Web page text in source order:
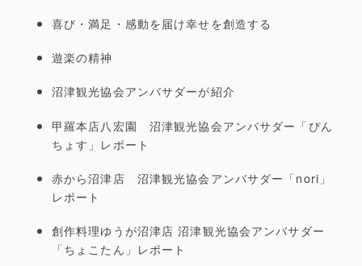
喜び・満足・感動を届け幸せを創造する
遊楽の精神
沼津観光協会アンバサダーが紹介
甲羅本店八宏園 沼津観光協会アンバサダー「ぴん
ちょす」レポート
赤から沼津店 沼津観光協会アンバサダー「nori」
レポート
創作料理ゆうが沼津店 沼津観光協会アンバサダー
「ちょこたん」レポート